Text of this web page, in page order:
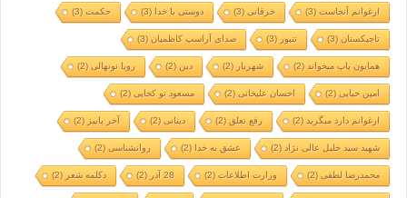
ارغوانم آنجاست(3) خرقانی(3) دوستی با خدا (3) حکمت(3)
تاجیکستان(3) تنبور (3) صدای آراسپ کاظمیان(3)
همایون پاپ میخواند(2) شهریار (2) دین(2) رویا نونهالی(2)
امین حیایی(2) احسان علیخانی(2) مسعود تو کجایی(2)
ارغوانم دارد میگرید(2) رفع تعلق(2) دینانی(2) آخر پاییز (2)
شهید سید خلیل عالی نژاد(2) عشق به خدا (2) روانشناسی(2)
محمدرضا لطفی(2) وزارت اطلاعات(2) 28 آذر (2) دکلمه شعر (2)